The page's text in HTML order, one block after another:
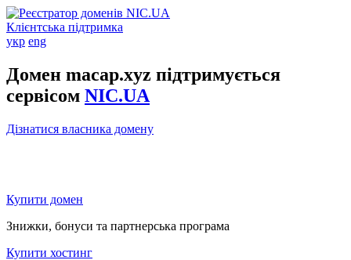
Клієнтська підтримка
укр eng
Домен macap.xyz підтримується
сервісом NIC.UA
Дізнатися власника домену
Купити домен
Знижки, бонуси та партнерська програма
Купити хостинг